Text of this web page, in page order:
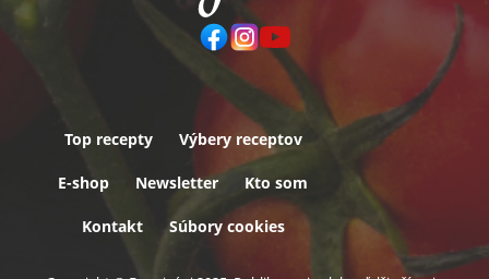
Top recepty Výbery receptov
E-shop Newsletter Kto som
Kontakt Súbory cookies